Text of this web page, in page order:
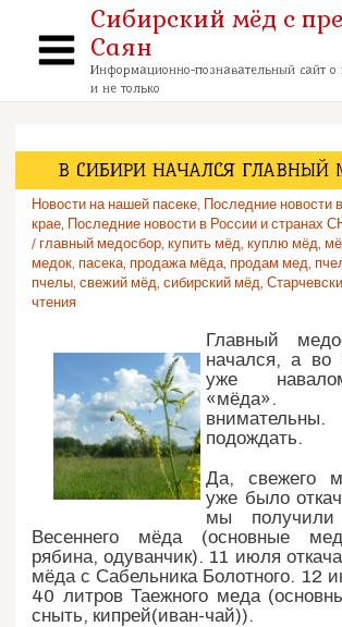
содержимому
Main
Сибирский мёд с
Саян
Информационно-познавательный сайт о
и не только
В СИБИРИ НАЧАЛСЯ ГЛАВНЫЙ
Новости на нашей пасеке Последние новости
крае Последние новости в России и странах
/главный медосбор ,купить мёд ,куплю мёд ,
медок ,пасека ,продажа мёда ,продам мед ,
пчелы ,свежий мёд ,сибирский мёд ,
чтения
Главный
начался, а во
уже
«мёда».
подождать.
Да, свежего
уже было
мы
Весеннего мёда (основные
рябина, одуванчик). 11 июля
мёда с Сабельника Болотного. 12
40 литров Таежного меда
сныть, кипрей(иван-чай)).